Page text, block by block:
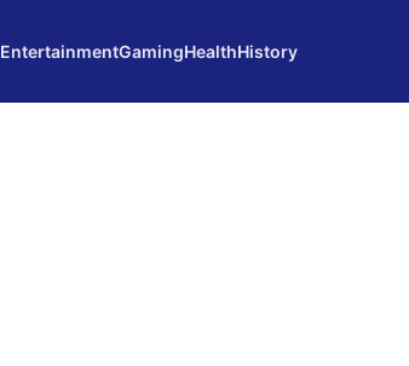
EntertainmentGamingHealthHistory